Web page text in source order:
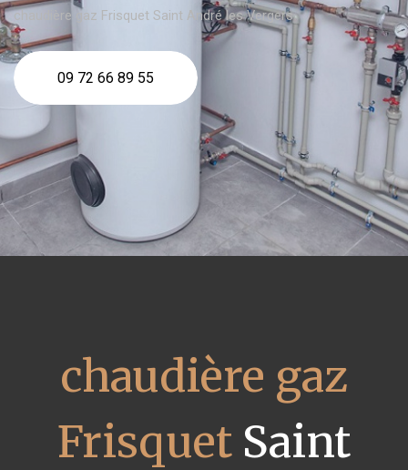
chaudière gaz Frisquet Saint André les Vergers
09 72 66 89 55
chaudière gaz
FrisquetSaint